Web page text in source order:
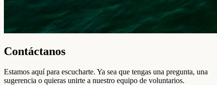
Contáctanos
Estamos aquí para escucharte. Ya sea que tengas una pregunta, una
sugerencia o quieras unirte a nuestro equipo de voluntarios.